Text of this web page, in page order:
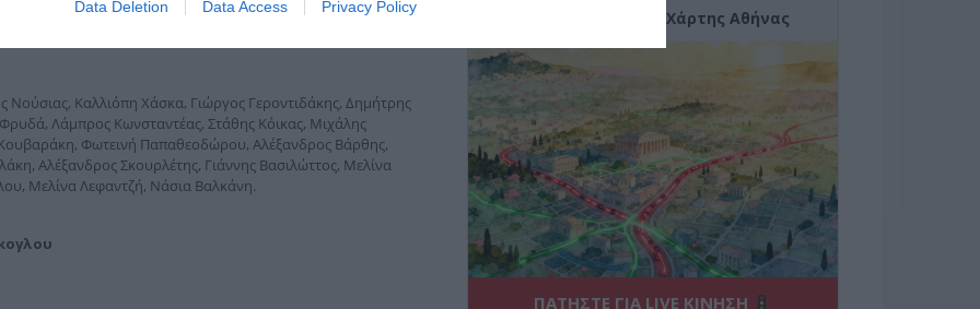
Data Deletion Data Access Privacy Policy
Καλλιόπη Χάσκα, Γιώργος Γεροντιδάκης, Δημήτρης
Λάμπρος Κωνσταντέας, Στάθης Κόικας, Μιχάλης
Φωτεινή Παπαθεοδώρου, Αλέξανδρος Βάρθης,
Αλέξανδρος Σκουρλέτης, Γιάννης Βασιλώττος, Μελίνα
Μελίνα Λεφαντζή, Νάσια Βαλκάνη.
Κίνηση Τώρα: Live Χάρτης Αθήνας
ΠΑΤΗΣΤΕ ΓΙΑ LIVE ΚΙΝΗΣΗ